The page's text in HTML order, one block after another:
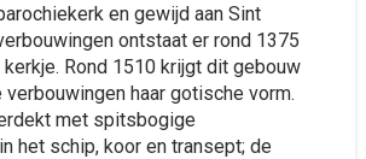
en gewijd aan Sint
ontstaat er rond 1375
kerkje. Rond 1510 krijgt dit gebouw
verbouwingen haar gotische vorm.
met spitsbogige
het schip, koor en transept; de